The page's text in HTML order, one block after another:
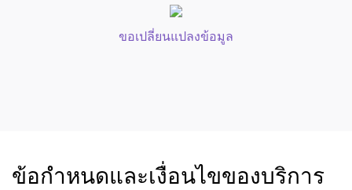
ขอเปลี่ยนแปลงข้อมูล
ข้อกำหนดและเงื่อนไขของบริการ